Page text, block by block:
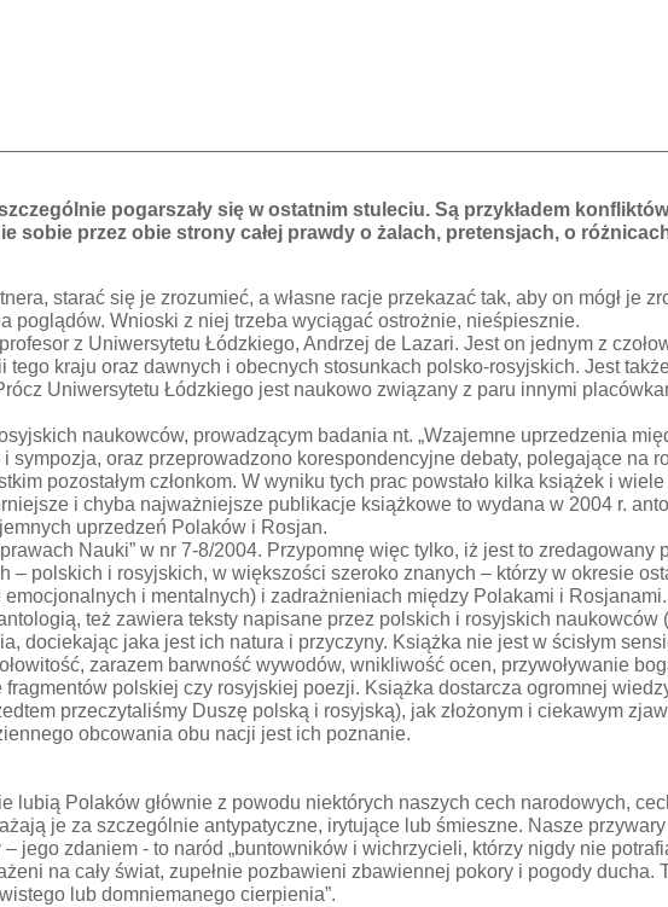
pogarszały się w ostatnim stuleciu. Są przykładem
sobie przez obie strony całej prawdy o żalach, pretensjach, o
starać się je zrozumieć, a własne racje przekazać tak, aby on mógł je
poglądów. Wnioski z niej trzeba wyciągać ostrożnie, nieśpiesznie.
z Uniwersytetu Łódzkiego, Andrzej de Lazari. Jest on jednym z
tego kraju oraz dawnych i obecnych stosunkach polsko-rosyjskich. Jest
Uniwersytetu Łódzkiego jest naukowo związany z paru innymi
naukowców, prowadzącym badania nt. „Wzajemne uprzedzenia
oraz przeprowadzono korespondencyjne debaty, polegające na
pozostałym członkom. W wyniku tych prac powstało kilka książek i
i chyba najważniejsze publikacje książkowe to wydana w 2004 r.
uprzedzeń Polaków i Rosjan.
Nauki” w nr 7-8/2004. Przypomnę więc tylko, iż jest to zredagowany
– polskich i rosyjskich, w większości szeroko znanych – którzy w okresie
i mentalnych) i zadrażnieniach między Polakami i Rosjanami.
też zawiera teksty napisane przez polskich i rosyjskich naukowców
dociekając jaka jest ich natura i przyczyny. Książka nie jest w ścisłym
zarazem barwność wywodów, wnikliwość ocen, przywoływanie
polskiej czy rosyjskiej poezji. Książka dostarcza ogromnej
przeczytaliśmy Duszę polską i rosyjską), jak złożonym i ciekawym
obcowania obu nacji jest ich poznanie.
lubią Polaków głównie z powodu niektórych naszych cech narodowych,
je za szczególnie antypatyczne, irytujące lub śmieszne. Nasze
jego zdaniem - to naród „buntowników i wichrzycieli, którzy nigdy nie
na cały świat, zupełnie pozbawieni zbawiennej pokory i pogody ducha.
lub domniemanego cierpienia”.